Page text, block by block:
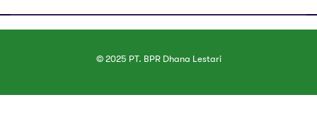
© 2025 PT. BPR Dhana Lestari